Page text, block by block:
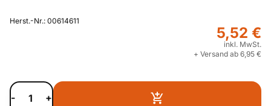
Herst.-Nr.: 00614611
5,52 €
inkl. MwSt.
+ Versand ab 6,95 €
- +